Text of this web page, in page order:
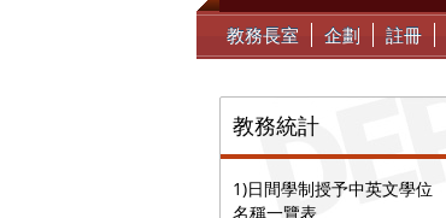
::: 教務長室 企劃 註冊
教務統計
1)日間學制授予中英文學位
名稱一覽表